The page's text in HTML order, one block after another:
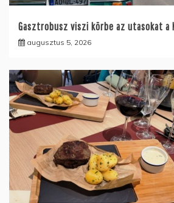
Gasztrobusz viszi körbe az utasokat a
augusztus 5, 2026